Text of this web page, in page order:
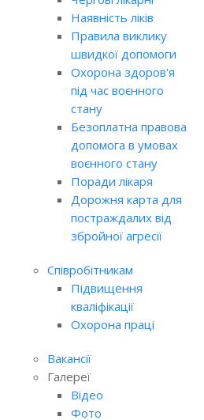
Наявність ліків
Правила виклику
швидкої допомоги
Охорона здоров'я
під час воєнного
стану
Безоплатна правова
допомога в умовах
воєнного стану
Поради лікаря
Дорожня карта для
постраждалих від
збройної агресії
Співробітникам
Підвищення
кваліфікації
Охорона праці
Вакансії
Галереї
Відео
Фото